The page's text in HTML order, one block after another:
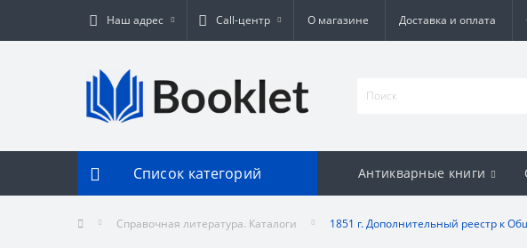
Наш адрес Call-центр О магазине Доставка и оплата
Список категорий Антикварные книги
Справочная литература. Каталоги 1851 г. Дополнительный реестр к